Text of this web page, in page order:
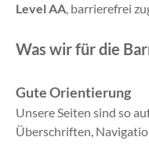
Level AA, barrierefrei
Was wir für die
Gute Orientierung
Unsere Seiten sind so
Überschriften,